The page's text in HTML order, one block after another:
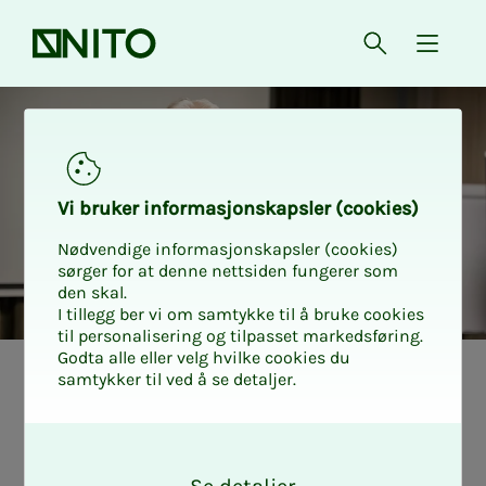
Forsiden Åpne søk
{
Tariff Samfunnsbedriftene
Vi bru­­­ker in­­­for­­­ma­­­sjons­­­kaps­­­­­ler (cookies)
Nødvendige informasjonskapsler (cookies)
sørger for at denne nettsiden fungerer som
den skal.
I tillegg ber vi om samtykke til å bruke cookies
til personalisering og tilpasset markedsføring.
Godta alle eller velg hvilke cookies du
samtykker til ved å se detaljer.